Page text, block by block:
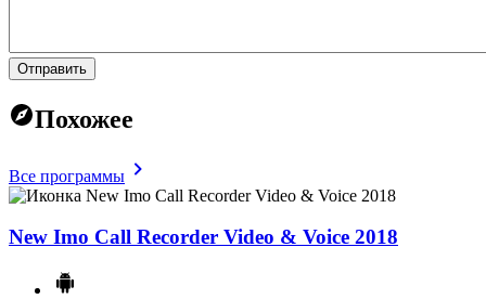
Отправить
Похожее
Все программы
New Imo Call Recorder Video & Voice 2018